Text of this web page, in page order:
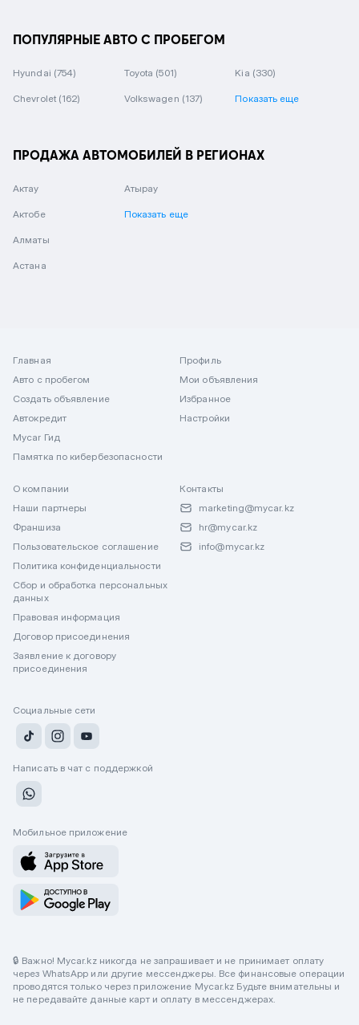
ПОПУЛЯРНЫЕ АВТО С ПРОБЕГОМ
Hyundai (754) Toyota (501) Kia (330)
Chevrolet (162) Volkswagen (137) Показать еще
ПРОДАЖА АВТОМОБИЛЕЙ В РЕГИОНАХ
Актау
Актобе
Алматы
Астана
Атырау
Показать еще
Главная
Авто с пробегом
Создать объявление
Автокредит
Mycar Гид
Памятка по кибербезопасности
Профиль
Мои объявления
Избранное
Настройки
О компании
Наши партнеры
Франшиза
Пользовательское соглашение
Политика конфиденциальности
Сбор и обработка персональных
данных
Правовая информация
Договор присоединения
Заявление к договору
присоединения
Контакты
marketing@mycar.kz
hr@mycar.kz
info@mycar.kz
Социальные сети
Написать в чат с поддержкой
Мобильное приложение
🔒 Важно! Mycar.kz никогда не запрашивает и не принимает оплату
через WhatsApp или другие мессенджеры. Все финансовые операции
проводятся только через приложение Mycar.kz Будьте внимательны и
не передавайте данные карт и оплату в мессенджерах.